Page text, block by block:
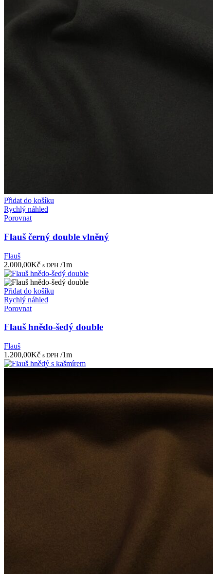
Přidat do košíku
Rychlý náhled
Porovnat
Flauš černý double vlněný
Flauš
2.000,00Kč s DPH /1m
Přidat do košíku
Rychlý náhled
Porovnat
Flauš hnědo-šedý double
Flauš
1.200,00Kč s DPH /1m